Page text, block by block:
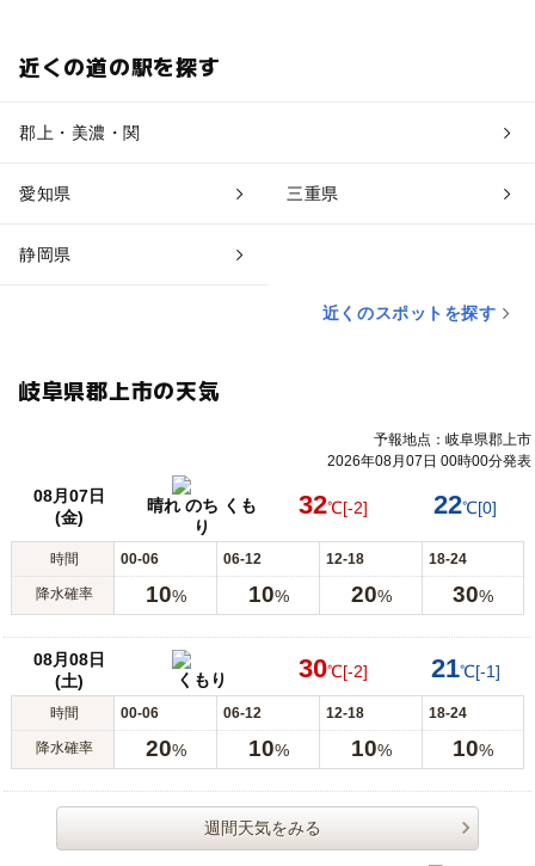
近くの道の駅を探す
郡上・美濃・関
愛知県 三重県
静岡県
近くのスポットを探す
岐阜県郡上市の天気
予報地点：岐阜県郡上市
2026年08月07日 00時00分発表
08月07日
(金)
晴れ のち くも
り
32℃[-2] 22℃[0]
時間 00-06 06-12 12-18 18-24
降水確率 10% 10% 20% 30%
08月08日
(土)
くもり 30℃[-2] 21℃[-1]
時間 00-06 06-12 12-18 18-24
降水確率 20% 10% 10% 10%
週間天気をみる